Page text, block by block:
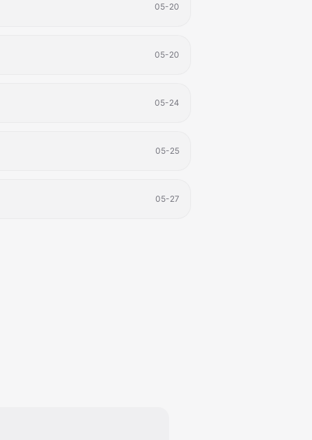
05-20
05-20
05-24
05-25
05-27